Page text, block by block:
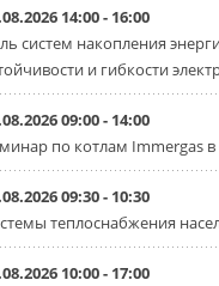
«СиСофт
итоги
проектов
Новый сезон
стартует уже
3 АВГУСТА 2026
Президент
Москве
Омск с
14:00 - 16:00
систем накопления
и гибкости
09:00 - 14:00
по котлам Immergas в
09:30 - 10:30
теплоснабжения
10:00 - 17:00